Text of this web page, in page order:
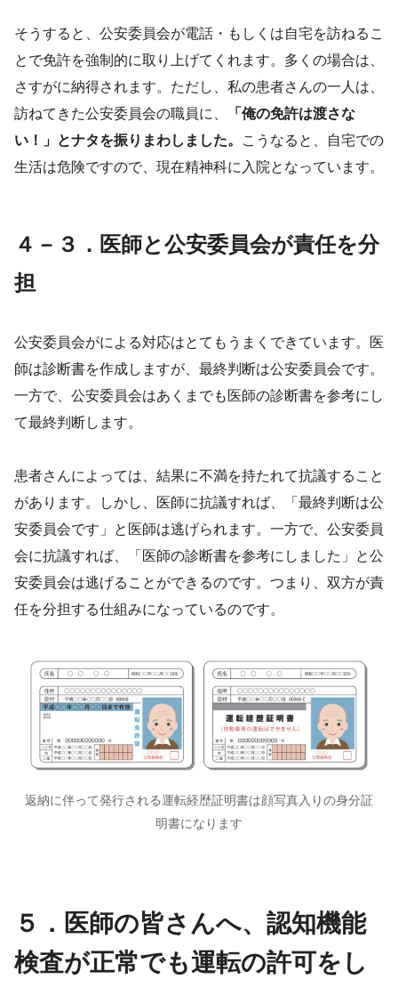
そうすると、公安委員会が電話・もしくは自宅を訪ねるこ
とで免許を強制的に取り上げてくれます。多くの場合は、
さすがに納得されます。ただし、私の患者さんの一人は、
訪ねてきた公安委員会の職員に、
「俺の免許は渡さな
い！」とナタを振りまわしました。
こうなると、自宅での
生活は危険ですので、現在精神科に入院となっています。
４－３．医師と公安委員会が責任を分
担
公安委員会がによる対応はとてもうまくできています。医
師は診断書を作成しますが、最終判断は公安委員会です。
一方で、公安委員会はあくまでも医師の診断書を参考にし
て最終判断します。
患者さんによっては、結果に不満を持たれて抗議すること
があります。しかし、医師に抗議すれば、「最終判断は公
安委員会です」と医師は逃げられます。一方で、公安委員
会に抗議すれば、「医師の診断書を参考にしました」と公
安委員会は逃げることができるのです。つまり、双方が責
任を分担する仕組みになっているのです。
返納に伴って発行される運転経歴証明書は顔写真入りの身分証
明書になります
５．医師の皆さんへ、認知機能
検査が正常でも運転の許可をし